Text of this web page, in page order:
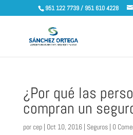
951 122 7739 / 951 610 4228
¿Por qué las
compran un
porcep| Oct 10, 2016| Seguros| 0